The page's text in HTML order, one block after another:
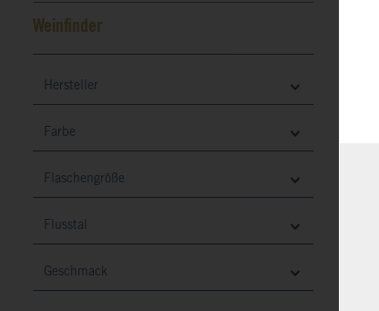
Weinfinder
Hersteller
Farbe
Flaschengröße
Flusstal
Geschmack